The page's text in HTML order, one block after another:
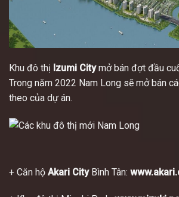
Khu đô thị Izumi Citymở bán đợt đầu
Trong năm 2022 Nam Long sẽ mở bán
theo của dự án.
+ Căn hộ Akari CityBình Tân: